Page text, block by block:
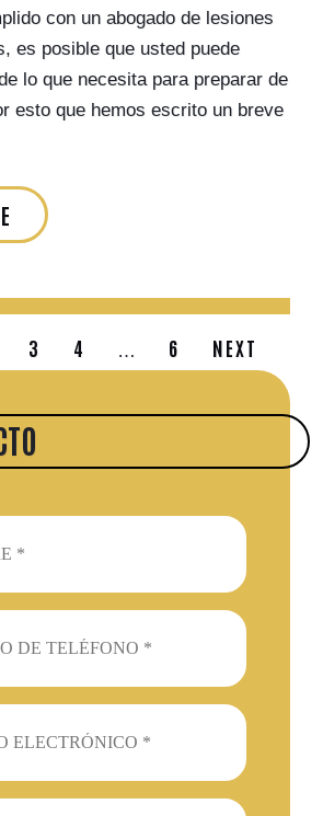
con un abogado de lesiones
es posible que usted puede
lo que necesita para preparar de
esto que hemos escrito un breve
3 4 … 6 NEXT